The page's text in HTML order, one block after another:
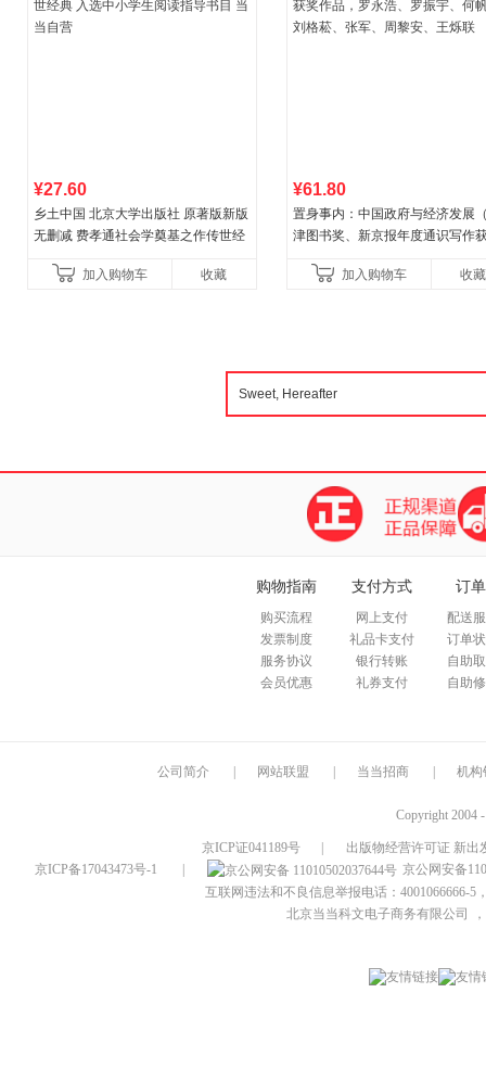
¥27.60
乡土中国 北京大学出版社 原著版新版
无删减 费孝通社会学奠基之作传世经
加入购物车 收藏
¥61.80
置身事内：中国政府与经济发展
津图书奖、新京报年度通识写作
菘、张军、周黎安、王烁联
加入购物车 收藏
购物指南
购买流程
发票制度
服务协议
会员优惠
支付方式
网上支付
礼品卡支付
银行转账
礼券支付
订
配送
订单
自助
自助
公司简介 网站联盟 当当招商 机构
Copyright 2004
京ICP证041189号
出版物经营许可证 新出
京ICP备17043473号-1
京公网安备
互联网违法和不良信息举报电话：4001066666-5
北京当当科文电子商务有限公司